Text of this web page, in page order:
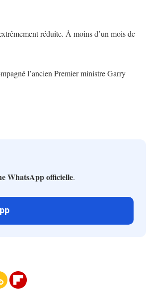
réduite. À moins d’un mois de
l’ancien Premier ministre Garry
WhatsApp officielle.